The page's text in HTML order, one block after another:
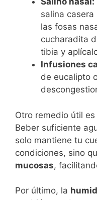
salina
las fosas
cucharadita
tibia y
Infusiones
de eucalipto
Otro remedio útil es
Beber suficiente
solo mantiene tu
condiciones, sino
mucosas,
Por último, la